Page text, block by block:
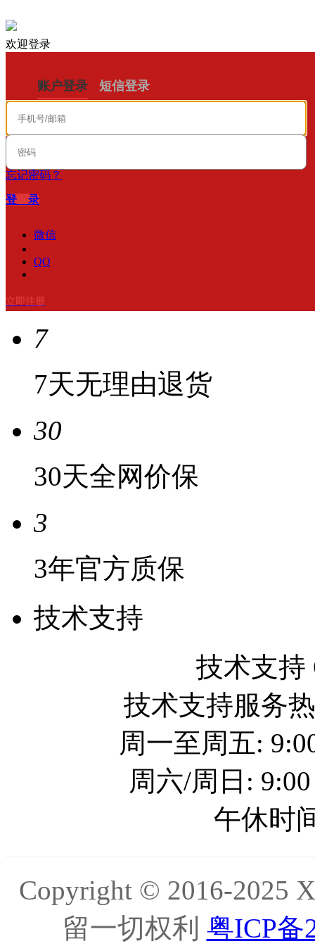
欢迎登录
账户登录 短信登录
忘记密码？
登 录
微信
QQ
立即注册
7
7天无理由退货
30
30天全网价保
3
3年官方质保
技术支持
技术支持
技术支持服务
周一至周五:
周六/周日:
午休时
Copyright © 2016-2025
留一切权利 粤ICP备